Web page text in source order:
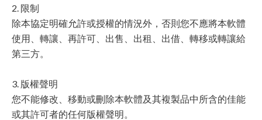
2. 限制
除本協定明確允許或授權的情況外，否則您不應將本軟體
使用、轉讓、再許可、出售、出租、出借、轉移或轉讓給
第三方。
3. 版權聲明
您不能修改、移動或刪除本軟體及其複製品中所含的佳能
或其許可者的任何版權聲明。